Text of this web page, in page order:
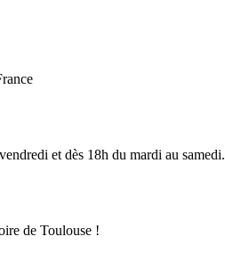
et dès 18h du mardi au samedi.
de Toulouse !